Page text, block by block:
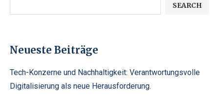
SEARCH
Neueste Beiträge
Tech-Konzerne und Nachhaltigkeit: Verantwortungsvolle
Digitalisierung als neue Herausforderung.